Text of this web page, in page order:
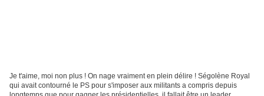
Je t'aime, moi non plus ! On nage vraiment en plein délire ! Ségolène Royal
qui avait contourné le PS pour s'imposer aux militants a compris depuis